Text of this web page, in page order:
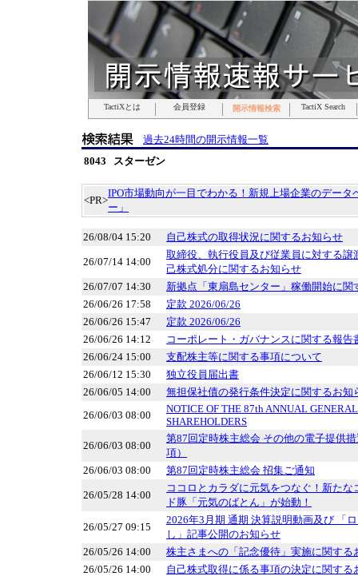
TactiXとは 会員登録 開示情報検索 TactiX Search
TactiXとは 会員登録 開示情報検索 TactiX Search
TactiXとは 会員登録 開示情報検索 TactiX Search
TactiXとは 会員登録 開示情報検索 TactiX Search
TactiXとは 会員登録 開示情報検索 TactiX Search
TactiXとは 会員登録 開示情報検索 TactiX Search
TactiXとは 会員登録 開示情報検索 TactiX Search
過去24時間の開示情報一覧
8043 スターゼン
<PR>
IPO市場動向が一目でわかる！新規上場企業のデータ
ー」
26/08/04 15:20 自己株式の取得状況に関するお知らせ
26/07/14 14:00
取締役、執行役員及び従業員に対する譲
己株式処分に関するお知らせ
26/07/07 14:30
新拠点「東扇島センター」稼働開始に関
26/06/26 17:58
定款 2026/06/26
26/06/26 15:47
定款 2026/06/26
26/06/26 14:12
コーポレート・ガバナンスに関する報告
26/06/24 15:00
支配株主等に関する事項について
26/06/12 15:30
独立役員届出書
26/06/05 14:00
無担保社債の発行条件決定に関するお知
26/06/03 08:00
NOTICE OF THE 87th ANNUAL
SHAREHOLDERS
26/06/03 08:00
第87回定時株主総会 その他の電子提供
項）
26/06/03 08:00
第87回定時株主総会 招集ご通知
26/05/28 14:00
ココロとカラダに元気をつなぐ！新た
ド豚「元気のばとん」が始動！
26/05/27 09:15
2026年3月期 通期 決算説明動画及び 「
し」記事公開のお知らせ
26/05/26 14:00
株主さまへの「記念優待」実施に関する
26/05/26 14:00
自己株式取得に係る事項の決定に関する